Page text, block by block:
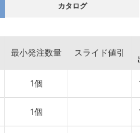
カタログ
最小発注数量 スライド値引
1個
1個